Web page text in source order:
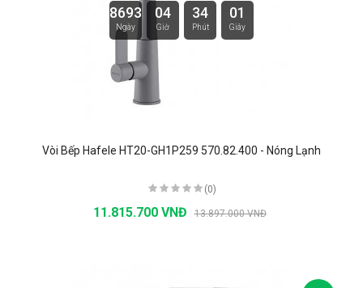
8693
Ngày
04
Giờ
34
Phút
00
Giây
Vòi Bếp Hafele HT20-GH1P259 570.82.400 - Nóng Lạnh
(0)
11.815.700 VNĐ 13.897.000 VNĐ